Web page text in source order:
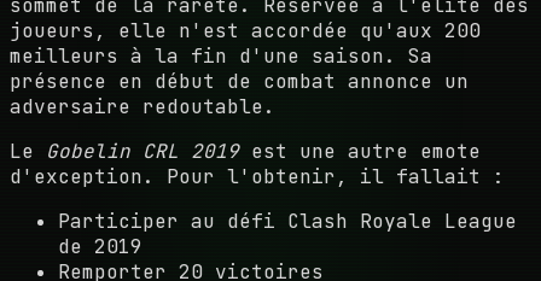
sommet de la rareté. Réservée à l'élite des
joueurs, elle n'est accordée qu'aux 200
meilleurs à la fin d'une saison. Sa
présence en début de combat annonce un
adversaire redoutable.
Le Gobelin CRL 2019est une autre emote
d'exception. Pour l'obtenir, il fallait :
Participer au défi Clash Royale League
de 2019
Remporter 20 victoires